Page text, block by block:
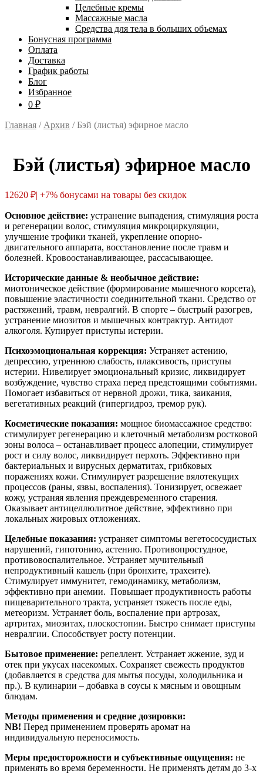
Целебные кремы
Массажные масла
Средства для тела в больших объемах
Бонусная программа
Оплата
Доставка
График работы
Блог
Избранное
0 ₽
Главная / Архив / Бэй (листья) эфирное масло
Бэй (листья) эфирное масло
12620 ₽| +7% бонусами на товары без скидок
Основное действие: устранение выпадения, стимуляция роста
и регенерации волос, стимуляция микроциркуляции,
улучшение трофики тканей, укрепление опорно-
двигательного аппарата, восстановление после травм и
болезней. Кровоостанавливающее, рассасывающее.
Исторические данные & необычное действие:
миотоническое действие (формирование мышечного корсета),
повышение эластичности соединительной ткани. Средство от
растяжений, травм, невралгий. В спорте – быстрый разогрев,
устранение миозитов и мышечных контрактур. Антидот
алкоголя. Купирует приступы истерии.
Психоэмоциональная коррекция: Устраняет астению,
депрессию, утреннюю слабость, плаксивость, приступы
истерии. Нивелирует эмоциональный кризис, ликвидирует
возбуждение, чувство страха перед предстоящими событиями.
Помогает избавиться от нервной дрожи, тика, заикания,
вегетативных реакций (гипергидроз, тремор рук).
Косметические показания: мощное биомассажное средство:
стимулирует регенерацию и клеточный метаболизм ростковой
зоны волоса – останавливает процесс алопеции, стимулирует
рост и силу волос, ликвидирует перхоть. Эффективно при
бактериальных и вирусных дерматитах, грибковых
поражениях кожи. Стимулирует разрешение вялотекущих
процессов (раны, язвы, воспаления). Тонизирует, освежает
кожу, устраняя явления преждевременного старения.
Оказывает антицеллюлитное действие, эффективно при
локальных жировых отложениях.
Целебные показания: устраняет симптомы вегетососудистых
нарушений, гипотонию, астению. Противопростудное,
противовоспалительное. Устраняет мучительный
непродуктивный кашель (при бронхите, трахеите).
Стимулирует иммунитет, гемодинамику, метаболизм,
эффективно при анемии. Повышает продуктивность работы
пищеварительного тракта, устраняет тяжесть после еды,
метеоризм. Устраняет боль, воспаление при артрозах,
артритах, миозитах, плоскостопии. Быстро снимает приступы
невралгии. Способствует росту потенции.
Бытовое применение: репеллент. Устраняет жжение, зуд и
отек при укусах насекомых. Сохраняет свежесть продуктов
(добавляется в средства для мытья посуды, холодильника и
пр.). В кулинарии – добавка в соусы к мясным и овощным
блюдам.
Методы применения и средние дозировки:
NB! Перед применением проверять аромат на
индивидуальную переносимость.
Меры предосторожности и субъективные ощущения: не
применять во время беременности. Не применять детям до 3-х